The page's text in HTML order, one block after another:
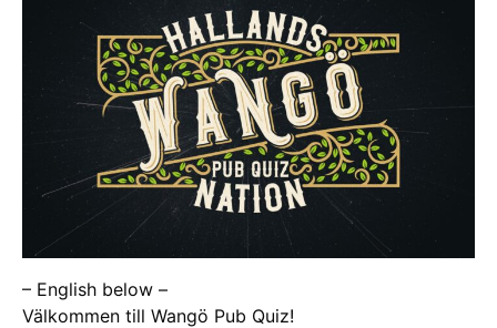
– English below –
Välkommen till Wangö Pub Quiz!